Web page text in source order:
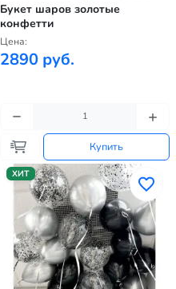
Букет шаров золотые
конфетти
Цена:
2890 руб.
Купить
ХИТ